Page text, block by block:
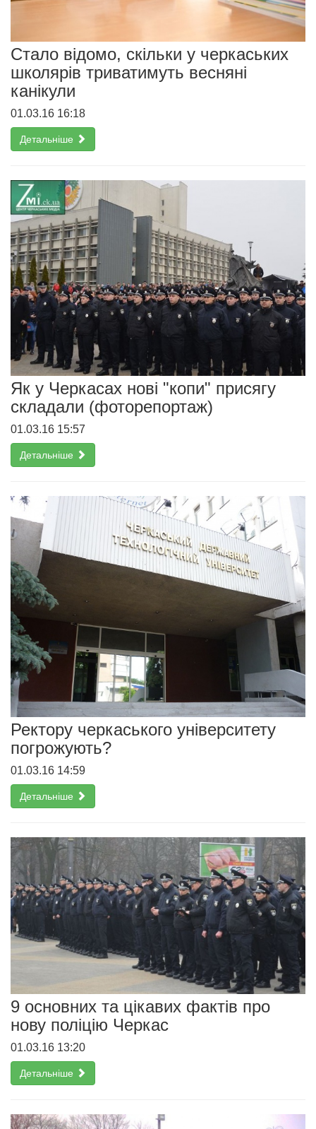
Cтало відомо, скільки у черкаських
школярів триватимуть весняні
канікули
01.03.16 16:18
Детальніше
Як у Черкасах нові "копи" присягу
складали (фоторепортаж)
01.03.16 15:57
Детальніше
Ректору черкаського університету
погрожують?
01.03.16 14:59
Детальніше
9 основних та цікавих фактів про
нову поліцію Черкас
01.03.16 13:20
Детальніше